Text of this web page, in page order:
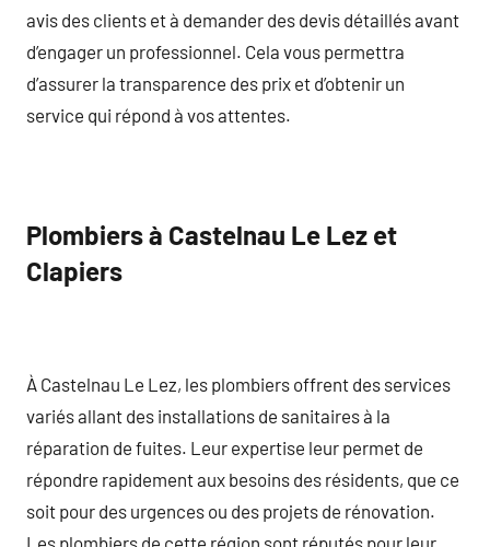
avis des clients et à demander des devis détaillés avant
d’engager un professionnel. Cela vous permettra
d’assurer la transparence des prix et d’obtenir un
service qui répond à vos attentes.
Plombiers à Castelnau Le Lez et
Clapiers
À Castelnau Le Lez, les plombiers offrent des services
variés allant des installations de sanitaires à la
réparation de fuites. Leur expertise leur permet de
répondre rapidement aux besoins des résidents, que ce
soit pour des urgences ou des projets de rénovation.
Les plombiers de cette région sont réputés pour leur